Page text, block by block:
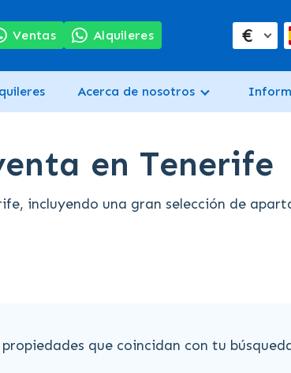
Ventas Alquileres €
Acerca de nosotros
en Tenerife
incluyendo una gran selección de
que coincidan con tu